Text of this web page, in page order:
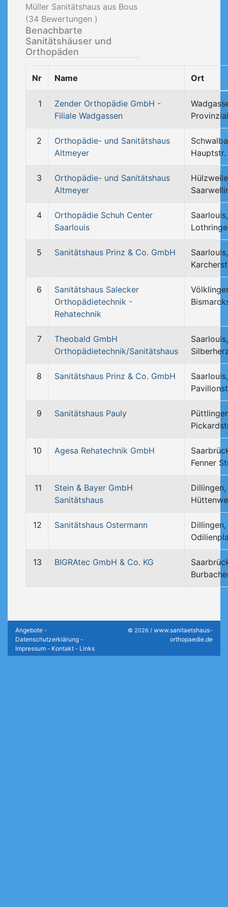
Müller Sanitätshaus aus Bous
(34 Bewertungen )
Benachbarte
Sanitätshäuser und
Orthopäden
Nr Name Ort
1
Zender Orthopädie GmbH -
Filiale Wadgassen
Provinzial
2
Orthopädie- und Sanitätshaus
Altmeyer
Hauptstr.
3
Orthopädie- und Sanitätshaus
Altmeyer
4
Orthopädie Schuh Center
Saarlouis
Saarlouis,
5 Sanitätshaus Prinz & Co. GmbH
Saarlouis,
6
Sanitätshaus Salecker
Orthopädietechnik -
Rehatechnik
7
Theobald GmbH
Orthopädietechnik/Sanitätshaus
Saarlouis,
8 Sanitätshaus Prinz & Co. GmbH
Saarlouis,
Pavillonst
9 Sanitätshaus Pauly
10 Agesa Rehatechnik GmbH
Fenner
11
Stein & Bayer GmbH
Sanitätshaus
Dillingen,
12 Sanitätshaus Ostermann
Dillingen,
13 BIGRAtec GmbH & Co. KG
Angebote -
Datenschutzerklärung -
Impressum - Kontakt - Links
© 2026 / www.sanitaetshaus-
orthopaedie.de